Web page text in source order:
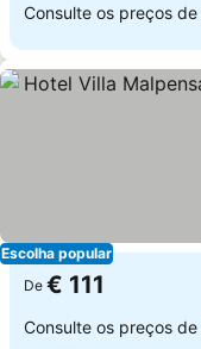
Consulte os preços de
Escolha popular
De € 111
Consulte os preços de